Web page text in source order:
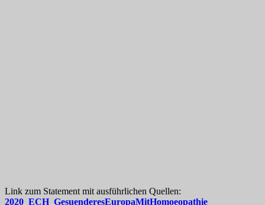
Link zum Statement mit ausführlichen Quellen:
2020_ECH_GesuenderesEuropaMitHomoeopathie